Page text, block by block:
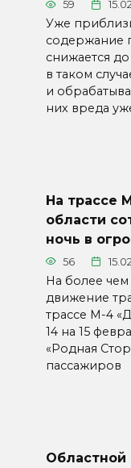
59
Уже
содержание
снижается
в таком
и
них вреда
На трассе
области
ночь в
56
На более чем
движение
трассе М-4
14 на 15
«Родная
пассажиров
Областной